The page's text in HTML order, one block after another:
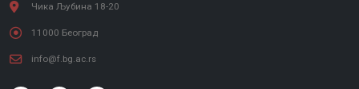
Чика Љубина 18-20
11000 Београд
info@f.bg.ac.rs